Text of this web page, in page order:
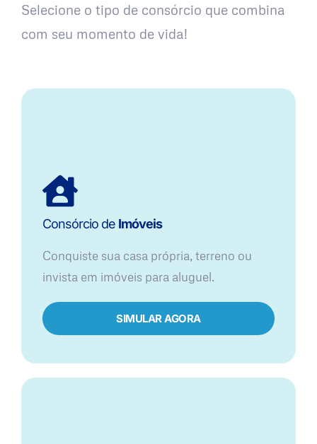
Selecione o tipo de consórcio que combina
com seu momento de vida!
Consórcio de Imóveis
Conquiste sua casa própria, terreno ou
invista em imóveis para aluguel.
SIMULAR AGORA​